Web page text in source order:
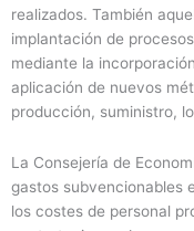
realizados. También
implantación de
mediante la
aplicación de nuevos
producción, suministro,
La Consejería de
gastos subvencionables
los costes de personal